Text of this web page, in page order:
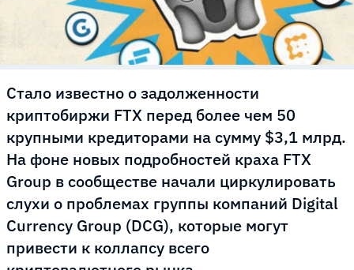
Стало известно о задолженности
криптобиржи FTX перед более чем 50
крупными кредиторами на сумму $3,1 млрд.
На фоне новых подробностей краха FTX
Group в сообществе начали циркулировать
слухи о проблемах группы компаний Digital
Currency Group (DCG), которые могут
привести к коллапсу всего